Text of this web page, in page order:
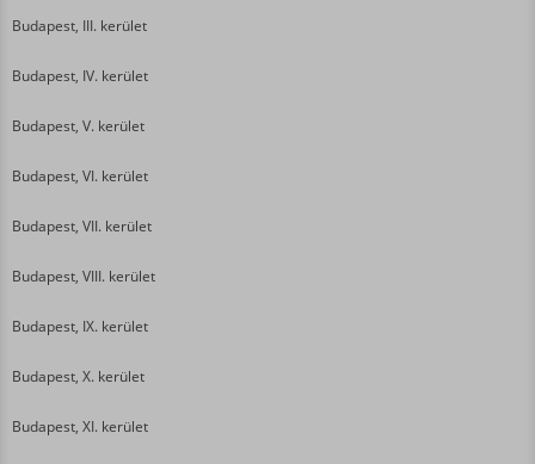
Budapest, III. kerület
Budapest, IV. kerület
Budapest, V. kerület
Budapest, VI. kerület
Budapest, VII. kerület
Budapest, VIII. kerület
Budapest, IX. kerület
Budapest, X. kerület
Budapest, XI. kerület